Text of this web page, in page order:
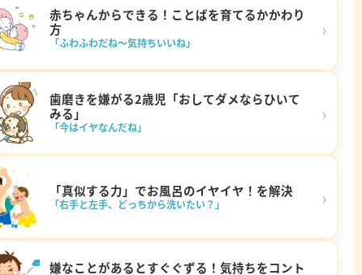
赤ちゃんからできる！ことばを育てるかかわり
方
「ふわふわだね～気持ちいいね」
›
歯磨きを嫌がる2歳児「おしてダメならひいて
みる」
「今はイヤなんだね」
›
「真似する力」でお風呂のイヤイヤ！を解決
「右手と左手、どっちから洗いたい？」 ›
嫌なことがあるとすぐぐずる！気持ちをコント